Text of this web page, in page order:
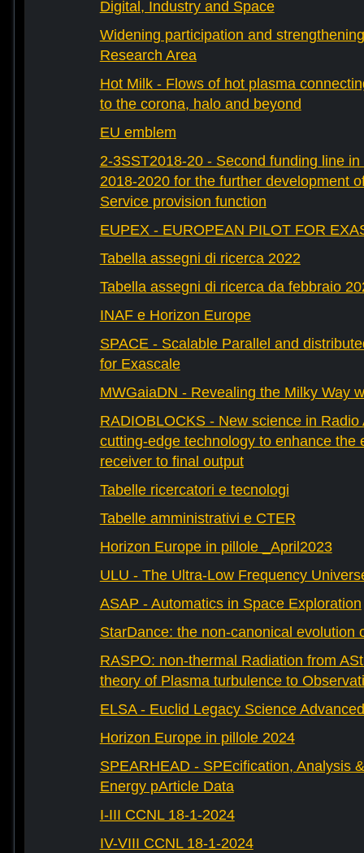
Digital, Industry and Space
Widening participation and
Research Area
Hot Milk - Flows of hot plasma
to the corona, halo and beyond
EU emblem
2-3SST2018-20 - Second funding line
2018-2020 for the further development
Service provision function
EUPEX - EUROPEAN PILOT FOR
Tabella assegni di ricerca 2022
Tabella assegni di ricerca da febbraio
INAF e Horizon Europe
SPACE - Scalable Parallel and
for Exascale
MWGaiaDN - Revealing the Milky Way
RADIOBLOCKS - New science in
cutting-edge technology to enhance the
receiver to final output
Tabelle ricercatori e tecnologi
Tabelle amministrativi e CTER
Horizon Europe in pillole _April2023
ULU - The Ultra-Low Frequency
ASAP - Automatics in Space Exploration
StarDance: the non-canonical evolution
RASPO: non-thermal Radiation from
theory of Plasma turbulence to
ELSA - Euclid Legacy Science
Horizon Europe in pillole 2024
SPEARHEAD - SPEcification, Analysis
Energy pArticle Data
I-III CCNL 18-1-2024
IV-VIII CCNL 18-1-2024